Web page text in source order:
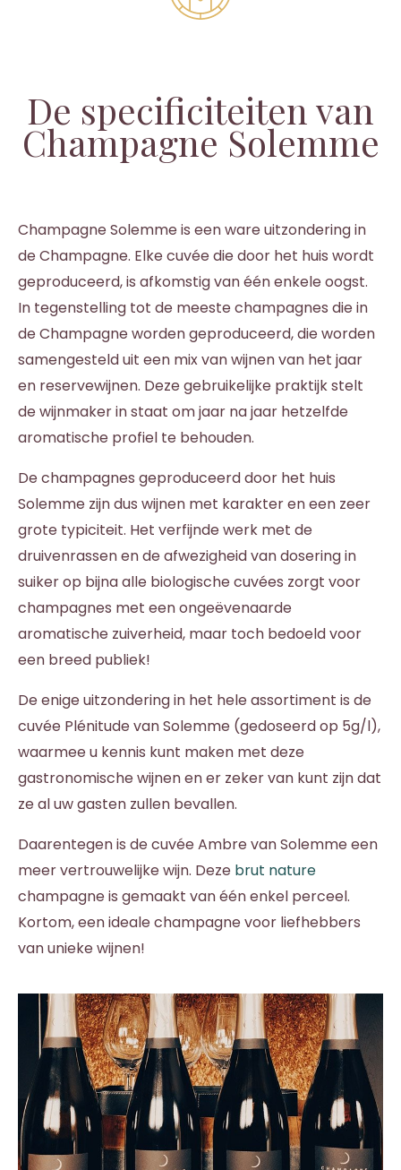
De specificiteiten van
Champagne Solemme
Champagne Solemme is een ware uitzondering in
de Champagne. Elke cuvée die door het huis wordt
geproduceerd, is afkomstig van één enkele oogst.
In tegenstelling tot de meeste champagnes die in
de Champagne worden geproduceerd, die worden
samengesteld uit een mix van wijnen van het jaar
en reservewijnen. Deze gebruikelijke praktijk stelt
de wijnmaker in staat om jaar na jaar hetzelfde
aromatische profiel te behouden.
De champagnes geproduceerd door het huis
Solemme zijn dus wijnen met karakter en een zeer
grote typiciteit. Het verfijnde werk met de
druivenrassen en de afwezigheid van dosering in
suiker op bijna alle biologische cuvées zorgt voor
champagnes met een ongeëvenaarde
aromatische zuiverheid, maar toch bedoeld voor
een breed publiek!
De enige uitzondering in het hele assortiment is de
cuvée Plénitude van Solemme (gedoseerd op 5g/l),
waarmee u kennis kunt maken met deze
gastronomische wijnen en er zeker van kunt zijn dat
ze al uw gasten zullen bevallen.
Daarentegen is de cuvée Ambre van Solemme een
meer vertrouwelijke wijn. Deze brut nature
champagne is gemaakt van één enkel perceel.
Kortom, een ideale champagne voor liefhebbers
van unieke wijnen!